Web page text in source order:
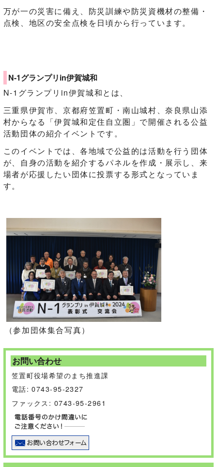
万が一の災害に備え、防災訓練や防災資機材の整備・
点検、地区の安全点検を日頃から行っています。
N-1グランプリin伊賀城和
N-1グランプリin伊賀城和とは、
三重県伊賀市、京都府笠置町・南山城村、奈良県山添
村からなる「伊賀城和定住自立圏」で開催される公益
活動団体の紹介イベントです。
このイベントでは、各地域で公益的は活動を行う団体
が、自身の活動を紹介するパネルを作成・展示し、来
場者が応援したい団体に投票する形式となっていま
す。
（参加団体集合写真）
お問い合わせ
笠置町役場希望のまち推進課
電話: 0743-95-2327
ファックス: 0743-95-2961